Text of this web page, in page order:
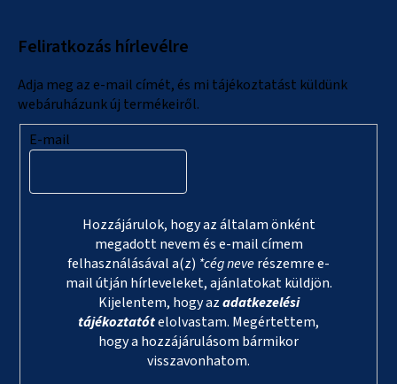
Feliratkozás hírlevélre
Adja meg az e-mail címét, és mi tájékoztatást küldünk
webáruházunk új termékeiről.
E-mail
Hozzájárulok, hogy az általam önként
megadott nevem és e-mail címem
felhasználásával a(z) *cég neverészemre e-
mail útján hírleveleket, ajánlatokat küldjön.
Kijelentem, hogy azadatkezelési
tájékoztatótelolvastam. Megértettem,
hogy a hozzájárulásom bármikor
visszavonhatom.